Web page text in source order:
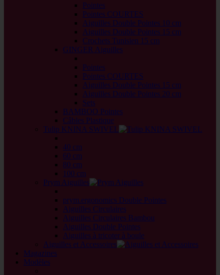
Pointes
Pointes COURTES
Aiguilles Double Pointes 10 cm
Aiguilles Double Pointes 15 cm
Crochets Tunisien 15 cm
GINGER Aiguilles
Pointes
Pointes COURTES
Aiguilles Double Pointes 15 cm
Aiguilles Double Pointes 20 cm
Sets
BAMBOO Pointes
Câbles Plastique
Tulip KNINA SWIVEL
40 cm
60 cm
80 cm
100 cm
Prym Aiguilles
prym.ergonomics Double Pointes
Aiguilles Circulaires
Aiguilles Circulaires Bambou
Aiguilles Double Pointes
Aiguilles à tricoter à boule
Aiguilles et Accessoires
Magazines
Modèles